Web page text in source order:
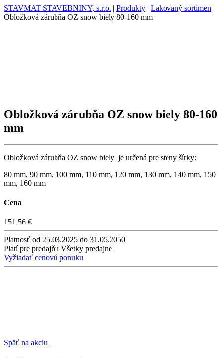
STAVMAT STAVEBNINY, s.r.o. | Produkty | Lakovaný sortimen |
Obložková zárubňa OZ snow biely 80-160 mm
Obložková zárubňa OZ snow biely 80-160
mm
Obložková zárubňa OZ snow biely je určená pre steny šírky:
80 mm, 90 mm, 100 mm, 110 mm, 120 mm, 130 mm, 140 mm, 150
mm, 160 mm
Cena
151,56 €
Platnosť od 25.03.2025 do 31.05.2050
Platí pre predajňu Všetky predajne
Vyžiadať cenovú ponuku
Späť na akciu